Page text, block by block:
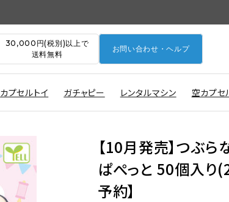
30,000円(税別)以上で
送料無料
お問い合わせ・ヘルプ
カプセルトイ ガチャピー レンタルマシン 空カプセ
【10月発売】つぶ
ぱぺっと 50個入り
予約】